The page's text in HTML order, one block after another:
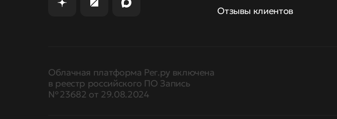
Отзывы клиентов
Облачная платформа Рег.ру включена
в реестр российского ПО Запись
№ 23682 от 29.08.2024